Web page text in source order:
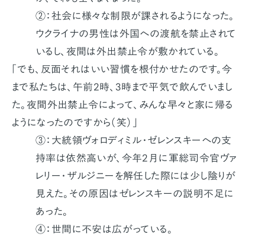
②：社会に様々な制限が課されるようになった。
ウクライナの男性は外国への渡航を禁止されて
いるし、夜間は外出禁止令が敷かれている。
「でも、反面それはいい習慣を根付かせたのです。今
まで私たちは、午前2時、3時まで平気で飲んでいまし
た。夜間外出禁止令によって、みんな早々と家に帰る
ようになったのですから（笑）」
③：大統領ヴォロディミル・ゼレンスキーへの支
持率は依然高いが、今年2月に軍総司令官ヴァ
レリー・ザルジニーを解任した際には少し陰りが
見えた。その原因はゼレンスキーの説明不足に
あった。
④：世間に不安は広がっている。